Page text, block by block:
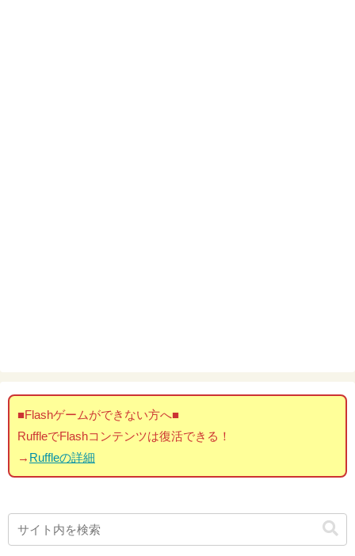
■Flashゲームができない方へ■
RuffleでFlashコンテンツは復活できる！
→ Ruffleの詳細